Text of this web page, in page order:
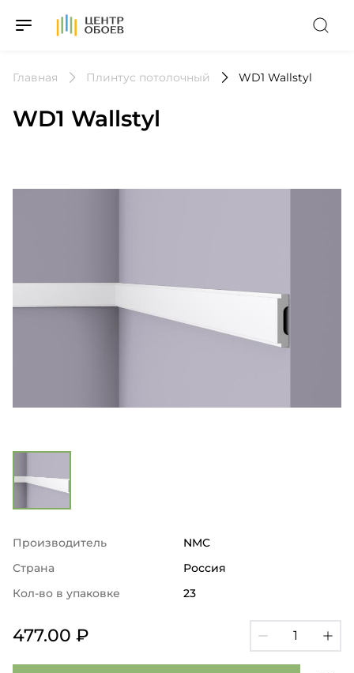
На Главную
Главная Плинтус потолочный WD1 Wallstyl
WD1 Wallstyl
Производитель
NMC
Страна
Россия
Кол-во в упаковке
23
477.00 ₽